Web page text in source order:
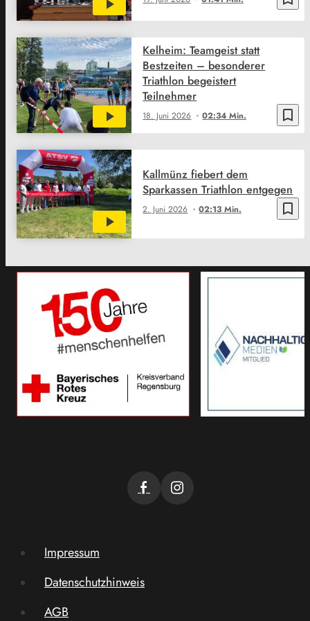
bookmark_border
18. Juni 2026 02:34 Min.
Kelheim: Teamgeist statt
Bestzeiten – besonderer
Triathlon begeistert
Teilnehmer
bookmark_border
2. Juni 2026 02:13 Min.
Kallmünz fiebert dem
Sparkassen Triathlon entgegen
Impressum
Datenschutzhinweis
AGB